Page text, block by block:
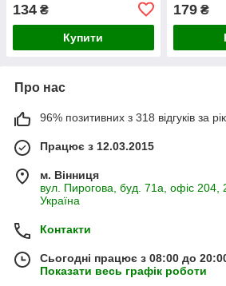
134 ₴
Купити
179₴
Про нас
96% позитивних з 318 відгуків за рік
Працює з 12.03.2015
м. Вінниця
вул. Пирогова, буд. 71а, офіс 204,
Україна
Контакти
Сьогодні працює з 08:00 до
Показати весь графік роботи